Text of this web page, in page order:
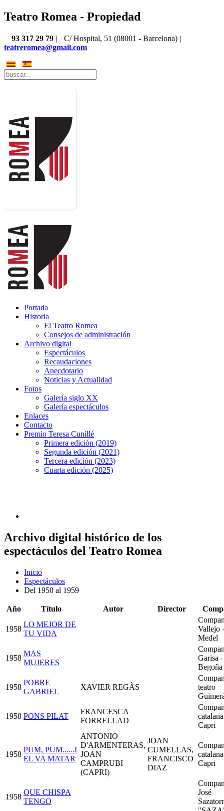
Teatro Romea - Propiedad
93 317 29 79 |
C/ Hospital, 51 (08001 - Barcelona) |
teatreromea@gmail.com
Portada
Historia
El Teatro Romea
Consejos de administración
Archivo digital
Espectáculos
Recaudaciones
Anecdotario
Noticias y Actualidad
Fotos
Galería siglo XX
Galería espectáculos
Enlaces
Contacto
Premio Teresa Cunillé
Primera edición (2019)
Segunda edición (2021)
Tercera edición (2023)
Cuarta edición (2025)
Archivo digital histórico de los
espectáculos del Teatro Romea
Inicio
Espectáculos
Del 1950 al 1959
Año Título Autor Director
1958
LO MEJOR DE
TU VIDA
Vallejo -
Medel
1958
MAS
MUJERES
Garisa -
Begoña
1958
POBRE
GABRIEL
XAVIER REGÀS
teatro
1958 PONS PILAT
FRANCESCA
FORRELLAD
Capri
1958
PUM, PUM......I
EL VA MATAR
ANTONIO
D'ARMENTERAS,
JOAN
CAMPRUBI
(CAPRI)
JOAN
CUMELLAS,
FRANCISCO
DIAZ
Capri
1958
QUE CHISPA
TENGO
José